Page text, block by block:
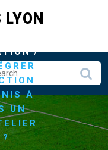
/
À
UN